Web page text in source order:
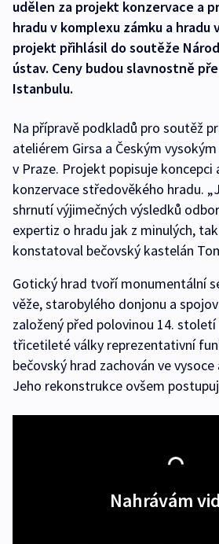
udělen za projekt konzervace a
hradu v komplexu zámku a hradu
projekt přihlásil do soutěže
ústav. Ceny budou slavnostně
Istanbulu.
Na přípravě podkladů pro soutěž
ateliérem Girsa a Českým
v Praze. Projekt popisuje koncepci
konzervace středověkého hradu.
shrnutí výjimečných výsledků
expertiz o hradu jak z minulých,
konstatoval bečovský kastelán
Gotický hrad tvoří monumentální
věže, starobylého donjonu a
založený před polovinou 14.
třicetileté války reprezentativní
bečovský hrad zachován ve
Jeho rekonstrukce ovšem
Nahrávám